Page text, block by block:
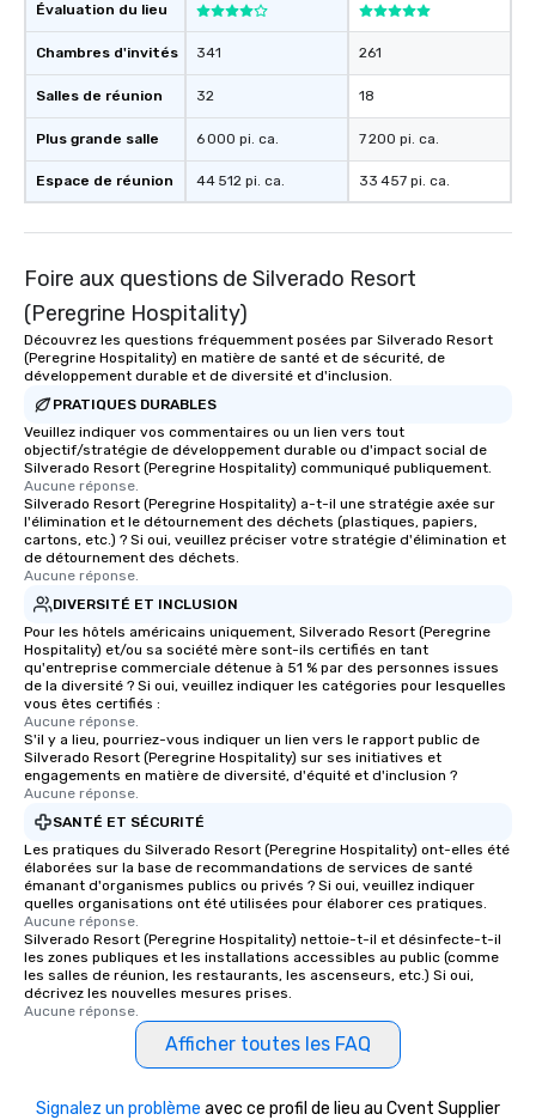
Évaluation du lieu
Chambres d'invités
Salles de réunion
Plus grande salle
Espace de réunion
341
32
6 000 pi. ca.
44 512 pi. ca.
261
18
7 200 pi. ca.
33 457 pi. ca.
Foire aux questions de Silverado Resort
(Peregrine Hospitality)
Découvrez les questions fréquemment posées par Silverado Resort
(Peregrine Hospitality) en matière de santé et de sécurité, de
développement durable et de diversité et d'inclusion.
PRATIQUES DURABLES
Veuillez indiquer vos commentaires ou un lien vers tout
objectif/stratégie de développement durable ou d'impact social de
Silverado Resort (Peregrine Hospitality) communiqué publiquement.
Aucune réponse.
Silverado Resort (Peregrine Hospitality) a-t-il une stratégie axée sur
l'élimination et le détournement des déchets (plastiques, papiers,
cartons, etc.) ? Si oui, veuillez préciser votre stratégie d'élimination et
de détournement des déchets.
Aucune réponse.
DIVERSITÉ ET INCLUSION
Pour les hôtels américains uniquement, Silverado Resort (Peregrine
Hospitality) et/ou sa société mère sont-ils certifiés en tant
qu'entreprise commerciale détenue à 51 % par des personnes issues
de la diversité ? Si oui, veuillez indiquer les catégories pour lesquelles
vous êtes certifiés :
Aucune réponse.
S'il y a lieu, pourriez-vous indiquer un lien vers le rapport public de
Silverado Resort (Peregrine Hospitality) sur ses initiatives et
engagements en matière de diversité, d'équité et d'inclusion ?
Aucune réponse.
SANTÉ ET SÉCURITÉ
Les pratiques du Silverado Resort (Peregrine Hospitality) ont-elles été
élaborées sur la base de recommandations de services de santé
émanant d'organismes publics ou privés ? Si oui, veuillez indiquer
quelles organisations ont été utilisées pour élaborer ces pratiques.
Aucune réponse.
Silverado Resort (Peregrine Hospitality) nettoie-t-il et désinfecte-t-il
les zones publiques et les installations accessibles au public (comme
les salles de réunion, les restaurants, les ascenseurs, etc.) Si oui,
décrivez les nouvelles mesures prises.
Aucune réponse.
Afficher toutes les FAQ
Signalez un problème avec ce profil de lieu au Cvent Supplier